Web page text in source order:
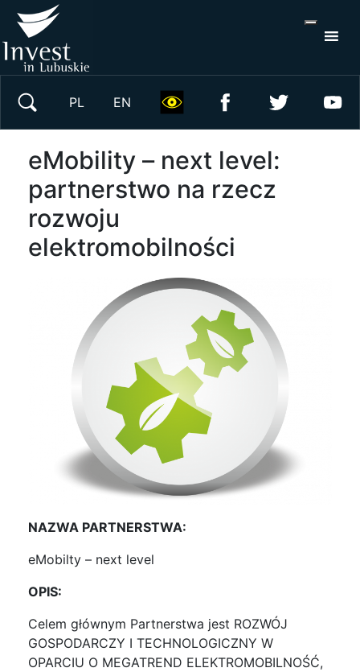
PL EN
eMobility – next level:
partnerstwo na rzecz
rozwoju
elektromobilności
NAZWA PARTNERSTWA:
eMobilty – next level
OPIS:
Celem głównym Partnerstwa jest ROZWÓJ
GOSPODARCZY I TECHNOLOGICZNY W
OPARCIU O MEGATREND ELEKTROMOBILNOŚĆ,
Wyszukaj w serwisie